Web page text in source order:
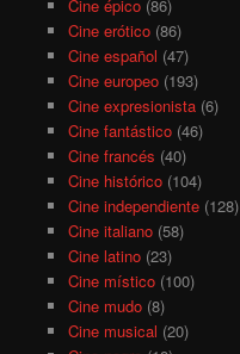
Cine épico(86)
Cine erótico(86)
Cine español (47)
Cine europeo(193)
Cine expresionista(6)
Cine fantástico(46)
Cine francés (40)
Cine histórico(104)
Cine independiente(128)
Cine italiano(58)
Cine latino(23)
Cine místico(100)
Cine mudo(8)
Cine musical (20)